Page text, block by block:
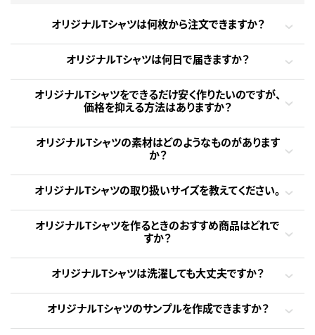
オリジナルTシャツは何枚から注文できますか？
オリジナルTシャツは何日で届きますか？
オリジナルTシャツをできるだけ安く作りたいのですが、
価格を抑える方法はありますか？
オリジナルTシャツの素材はどのようなものがあります
か？
オリジナルTシャツの取り扱いサイズを教えてください。
オリジナルTシャツを作るときのおすすめ商品はどれで
すか？
オリジナルTシャツは洗濯しても大丈夫ですか？
オリジナルTシャツのサンプルを作成できますか？